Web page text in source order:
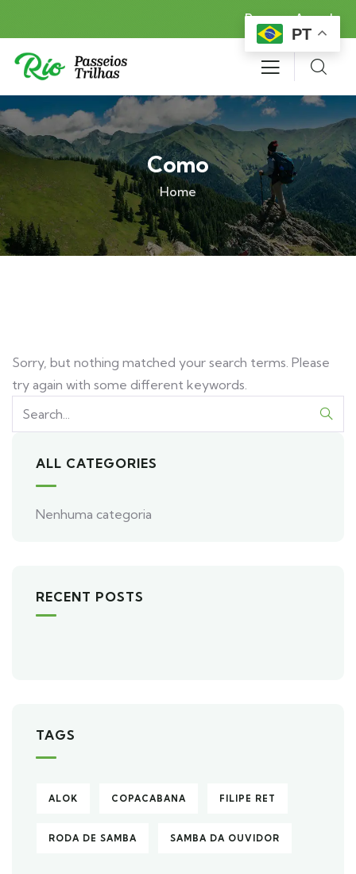
Reserva Agora!
Como
Home
Sorry, but nothing matched your search terms. Please
try again with some different keywords.
ALL CATEGORIES
Nenhuma categoria
RECENT POSTS
TAGS
ALOK COPACABANA FILIPE RET
RODA DE SAMBA SAMBA DA OUVIDOR
PT